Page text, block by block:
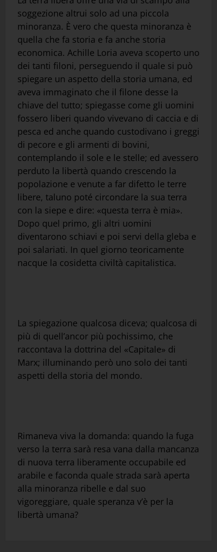
soggezione altrui solo ad una piccola
minoranza. È vero che questa minoranza è
quella che fa storia e fa anche storia
economica. Achille Loria aveva scoperto uno
dei tanti filoni, perseguendo il quale si può
spiegare un aspetto della storia umana, ed
aveva immaginato che il filone desse la
chiave del tutto; spiegasse come gli uomini
fossero liberi quando vivevano di caccia e di
pesca ed anche quando custodivano i greggi
di pecore e gli armenti di bovini,
contemplando il sole e le stelle; ed avessero
perduto la libertà quando crescendo la
popolazione e venute a far difetto le terre
libere, taluno poté circondare la sua terra
con la siepe e dire: «questa terra è mia».
Dopo quel primo, gli altri uomini
diventarono schiavi e poi servi della gleba e
poi salariati. In quel giorno teoricamente
nacque la cosidetta civiltà capitalistica.
La spiegazione qualcosa diceva; qualcosa di
più di quell’ancor più pochissimo, che
raccontava la dottrina del «Capitale» di
Marx; illuminando però uno solo dei tanti
aspetti della storia del mondo.
Rimaneva viva la domanda: quando la fuga
verso la terra sarà resa vana dalla mancanza
di nuova terra liberamente occupabile ed
arabile e faconda quale strada sarà aperta
alla minoranza ribelle e dal suo
vigoreggiare, quale speranza v’è per la
libertà umana?